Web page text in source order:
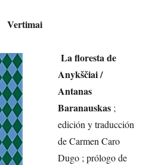
Vertimai
La floresta de
Anykščiai /
Antanas
Baranauskas ;
edición y traducción
de Carmen Caro
Dugo ; prólogo de